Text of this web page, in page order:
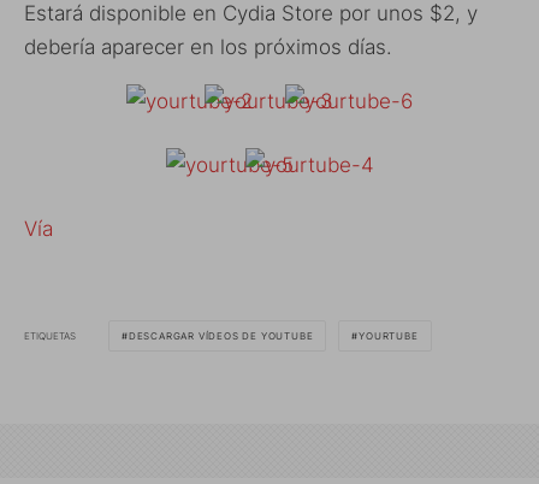
Estará disponible en Cydia Store por unos $2, y
debería aparecer en los próximos días.
Vía
ETIQUETAS DESCARGAR VÍDEOS DE YOUTUBE YOURTUBE